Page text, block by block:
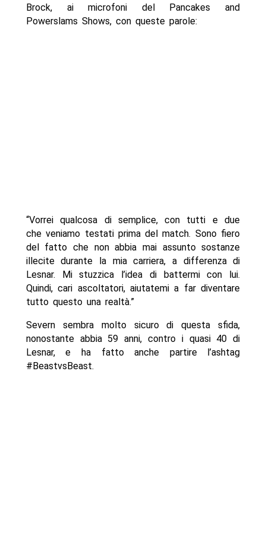
Brock, ai microfoni del Pancakes and
Powerslams Shows, con queste parole:
“Vorrei qualcosa di semplice, con tutti e due
che veniamo testati prima del match. Sono fiero
del fatto che non abbia mai assunto sostanze
illecite durante la mia carriera, a differenza di
Lesnar. Mi stuzzica l’idea di battermi con lui.
Quindi, cari ascoltatori, aiutatemi a far diventare
tutto questo una realtà.”
Severn sembra molto sicuro di questa sfida,
nonostante abbia 59 anni, contro i quasi 40 di
Lesnar, e ha fatto anche partire l’ashtag
#BeastvsBeast.